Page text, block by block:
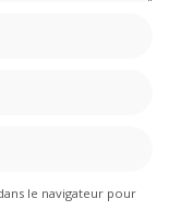
le navigateur pour